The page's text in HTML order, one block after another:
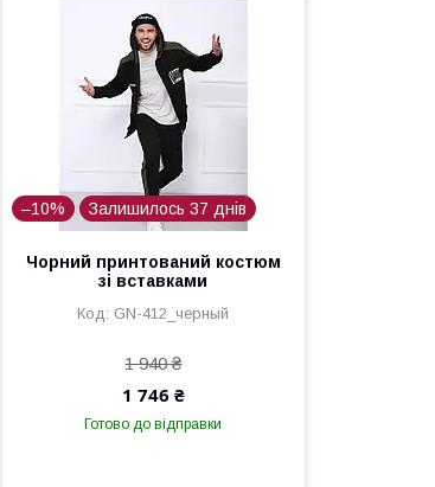
–10% Залишилось 37 днів
Чорний принтований костюм
зі вставками
GN-412_черный
1 940 ₴
1 746 ₴
Готово до відправки